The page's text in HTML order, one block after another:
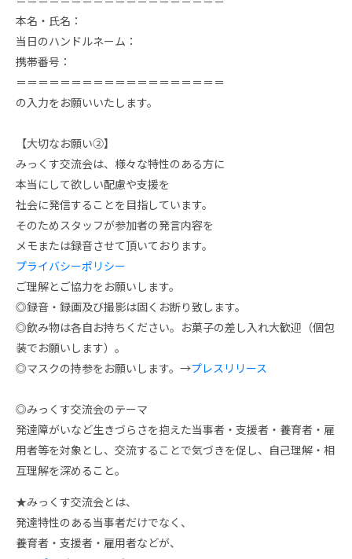
本名・氏名：
当日のハンドルネーム：
携帯番号：
＝＝＝＝＝＝＝＝＝＝＝＝＝＝＝＝＝＝＝
の入力をお願いいたします。
【大切なお願い②】
みっくす交流会は、様々な特性のある方に
本当にして欲しい配慮や支援を
社会に発信することを目指しています。
そのためスタッフが参加者の発言内容を
メモまたは録音させて頂いております。
プライバシーポリシー
ご理解とご協力をお願いします。
◎録音・録画及び撮影は固くお断り致します。
◎飲み物は各自お持ちください。お菓子の差し入れ大歓迎（個包
装でお願いします）。
◎マスクの持参をお願いします。→プレスリリース
◎みっくす交流会のテーマ
発達障がいなど生きづらさを抱えた当事者・支援者・養育者・雇
用者等を対象とし、交流することで気づきを促し、自己理解・相
互理解を深めること。
★みっくす交流会とは、
発達特性のある当事者だけでなく、
養育者・支援者・雇用者などが、